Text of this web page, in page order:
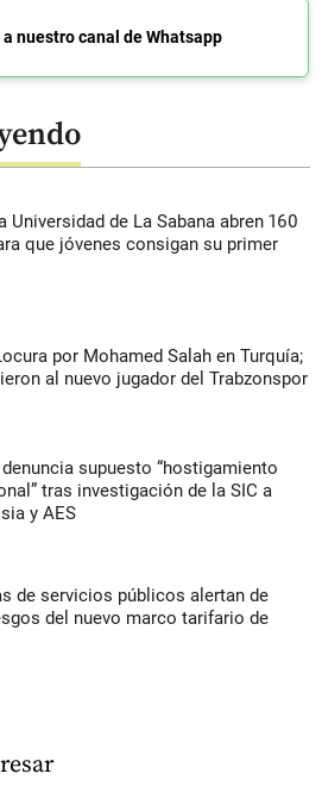
a nuestro canal de Whatsapp
Universidad de La Sabana abren 160
que jóvenes consigan su primer
por Mohamed Salah en Turquía;
al nuevo jugador del Trabzonspor
supuesto “hostigamiento
tras investigación de la SIC a
y AES
de servicios públicos alertan de
del nuevo marco tarifario de